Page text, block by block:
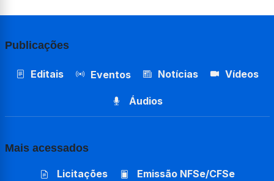
Publicações
Editais Eventos Notícias Vídeos
Áudios
Mais acessados
Licitações Emissão NFSe/CFSe